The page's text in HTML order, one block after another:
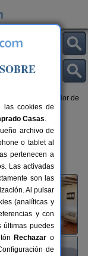
> Casa Rural Mirador de
III
las cookies de
Casas.
archivo de
o tablet al
pertenecen a
Las activadas
son las
Al pulsar
(analíticas y
y con
últimas puedes
Rechazar o
de